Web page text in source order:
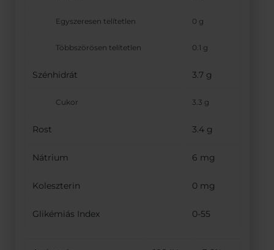
Egyszeresen telítetlen 0 g
Többszörösen telítetlen 0.1 g
Szénhidrát 3.7 g
Cukor 3.3 g
Rost 3.4 g
Nátrium 6 mg
Koleszterin 0 mg
Glikémiás Index 0-55